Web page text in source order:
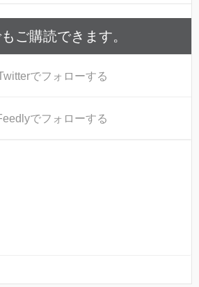
ご購読できます。
でフォローする
でフォローする